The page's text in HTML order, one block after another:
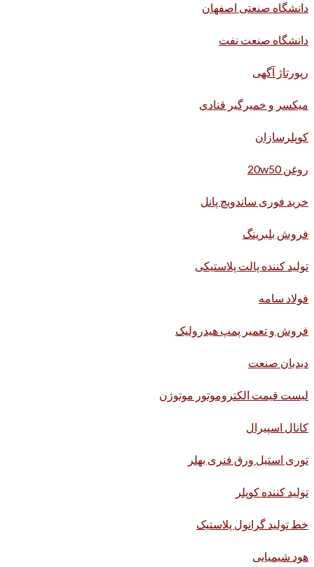
دانشگاه صنعتی اصفهان
دانشگاه صنعت نفت
رپورتاژ آگهی
میکسر و خمیرگیر قنادی
کوپلرسازان
روغن 20w50
خرید فوری ساندویچ پانل
فروش بلبرینگ
تولید کننده پالت پلاستیکی
فولاد سامه
فروش و تعمیر پمپ هیدرولیک
دیدبان صنعت
لیست قیمت الکتروموتور موتوژن
کانال اسپیرال
توری استیل ورق فنری بهلر
تولید کننده کوپلر
خط تولید گرانول پلاستیک
هود شیمیایی